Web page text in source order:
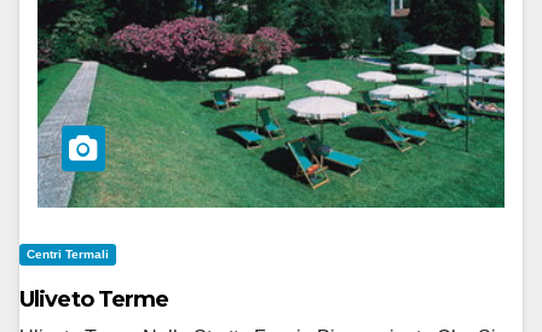
Centri Termali
Uliveto Terme